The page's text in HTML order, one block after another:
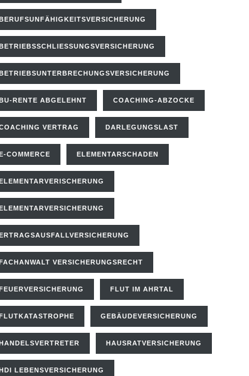
RENTE ABGELEHNT COACHING-ABZOCKE
VERTRAG DARLEGUNGSLAST
COMMERCE ELEMENTARSCHADEN
VERSICHERUNGSRECHT
FLUT IM AHRTAL
GEBÄUDEVERSICHERUNG
HAUSRATVERSICHERUNG
LEBENSVERSICHERUNG